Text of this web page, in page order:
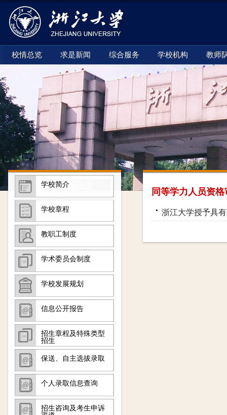
校情总览 求是新闻 综合服务 学校机构 教师
学校简介
学校章程
教职工制度
学术委员会制度
学校发展规划
信息公开报告
招生章程及特殊类型
招生
保送、自主选拔录取
个人录取信息查询
招生咨询及考生申诉
同等学力人员资
浙江大学授予具